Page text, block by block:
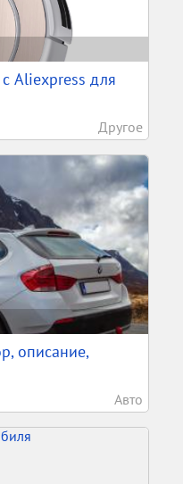
Aliexpress для
Другое
описание,
Авто